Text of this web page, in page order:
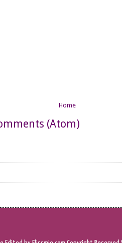
Home
(Atom)